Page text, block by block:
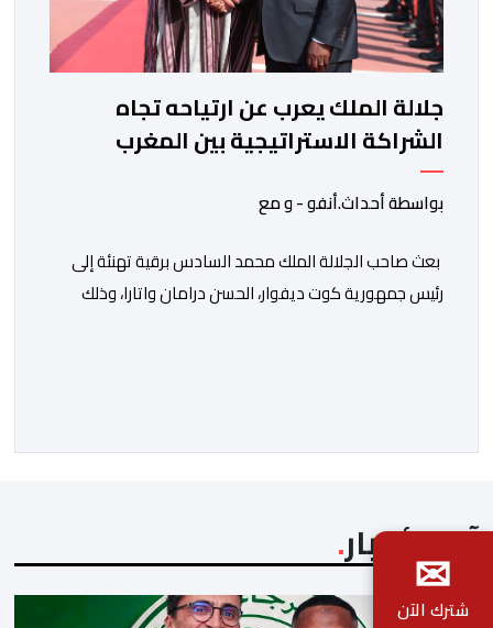
جلالة الملك يعرب عن ارتياحه تجاه
الشراكة الاستراتيجية بين المغرب
والكوت ديفوار
بواسطة أحداث.أنفو - و مع
بعث صاحب الجلالة الملك محمد السادس برقية تهنئة إلى
رئيس جمهورية كوت ديفوار، الحسن درامان واتارا، وذلك
المغربية وجمهورية كوت ديفوار، بحكم […]
آخر الأخبار
✉
شترك الآن